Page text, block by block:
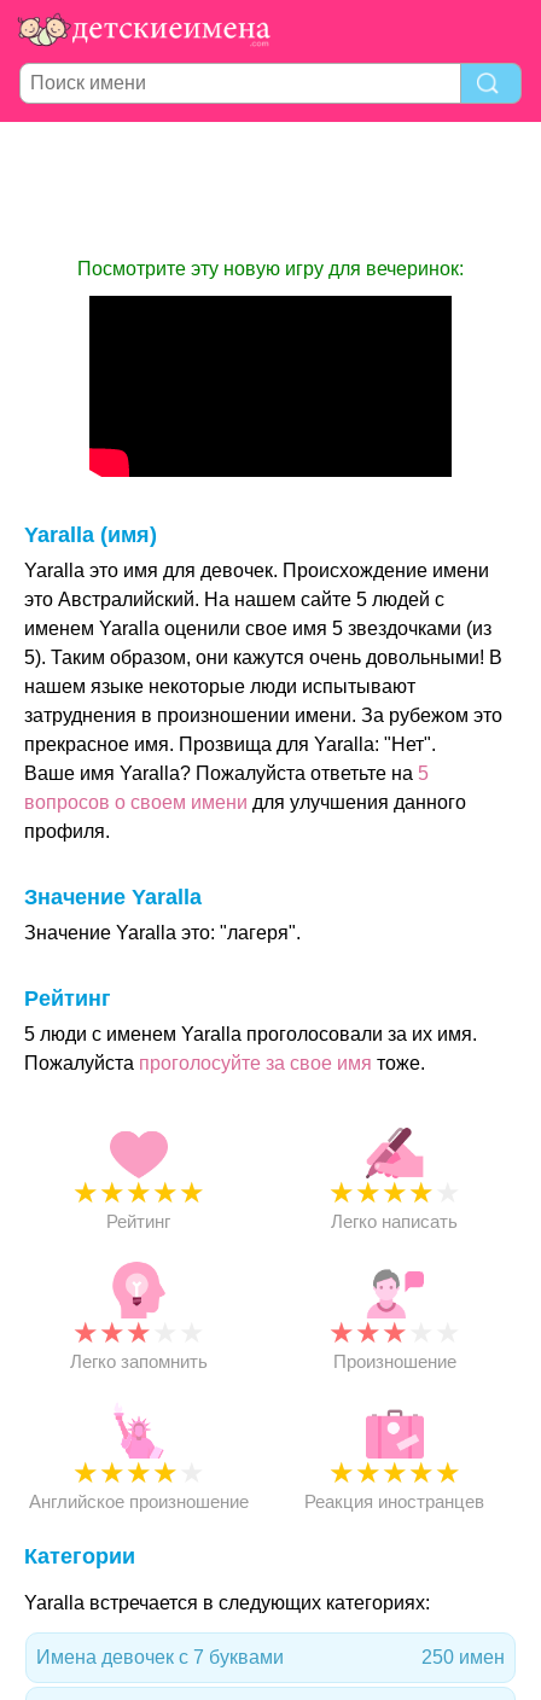
Посмотрите эту новую игру для вечеринок:
Yaralla (имя)
Yaralla это имя для девочек. Происхождение имени
это Австралийский. На нашем сайте 5 людей с
именем Yaralla оценили свое имя 5 звездочками (из
5). Таким образом, они кажутся очень довольными! В
нашем языке некоторые люди испытывают
затруднения в произношении имени. За рубежом это
прекрасное имя. Прозвища для Yaralla: "Нет".
Ваше имя Yaralla? Пожалуйста ответьте на 5
вопросов о своем имени для улучшения данного
профиля.
Значение Yaralla
Значение Yaralla это: "лагеря".
Рейтинг
5 люди с именем Yaralla проголосовали за их имя.
Пожалуйста проголосуйте за свое имя тоже.
★★★★★
Рейтинг
★★★★
Легко написать
★★★
Легко запомнить
★★★
Произношение
★★★★
Английское произношение
★★★★★
Реакция иностранцев
Категории
Yaralla встречается в следующих категориях:
Имена девочек с 7 буквами 250 имен